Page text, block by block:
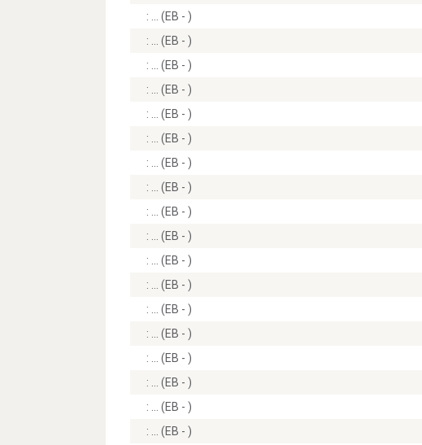
:
(EB - )
:
(EB - )
:
(EB - )
:
(EB - )
:
(EB - )
:
(EB - )
:
(EB - )
:
(EB - )
:
(EB - )
:
(EB - )
:
(EB - )
:
(EB - )
:
(EB - )
:
(EB - )
:
(EB - )
:
(EB - )
:
(EB - )
:
(EB - )